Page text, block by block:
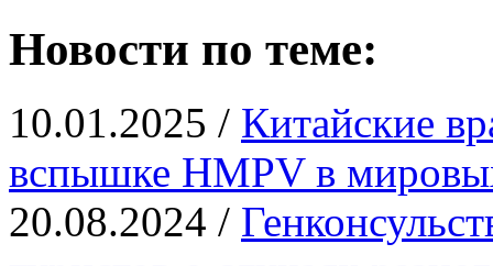
Новости по теме:
10.01.2025 / Китайские
вспышке HMPV в
20.08.2024 /